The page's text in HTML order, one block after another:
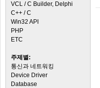
VCL / C Builder, Delphi
C++ / C
Win32 API
PHP
ETC
주제별:
통신과 네트워킹
Device Driver
Database